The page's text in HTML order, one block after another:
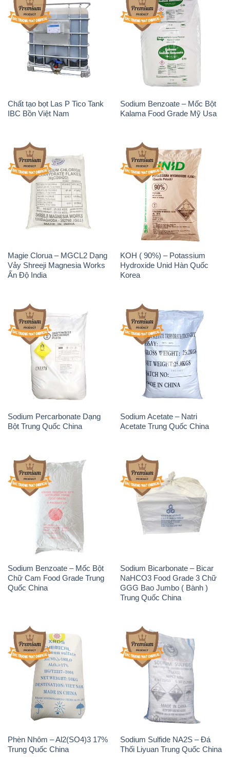
Chất tạo bọt Las P Tico Tank
IBC Bồn Việt Nam
Sodium Benzoate – Mốc Bột
Kalama Food Grade Mỹ Usa
Magie Clorua – MGCL2 Dạng
Vảy Shreeji Magnesia Works
Ấn Độ India
KOH ( 90%) – Potassium
Hydroxide Unid Hàn Quốc
Sodium Percarbonate Dạng
Bột Trung Quốc China
Sodium Acetate – Natri
Acetate Trung Quốc China
Sodium Benzoate – Mốc Bột
Chữ Cam Food Grade Trung
Quốc China
Sodium Bicarbonate – Bicar
NaHCO3 Food Grade 3 Chữ
GGG Bao Jumbo ( Bành )
Trung Quốc China
Phèn Nhôm – Al2(SO4)3 17%
Trung Quốc China
Sodium Sulfide NA2S – Đá
Thối Liyuan Trung Quốc China